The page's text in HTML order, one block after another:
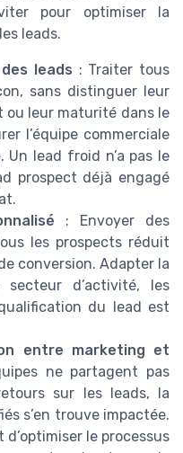
pour optimiser la
leads.
leads : Traiter tous
sans distinguer leur
ou leur maturité dans le
l’équipe commerciale
lead froid n’a pas le
prospect déjà engagé
: Envoyer des
les prospects réduit
conversion. Adapter la
d’activité, les
du lead est
entre marketing et
ne partagent pas
sur les leads, la
s’en trouve impactée.
le processus